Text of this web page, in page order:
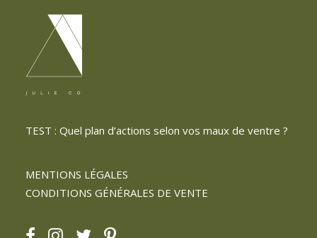
TEST : Quel plan d’actions selon vos maux de ventre ?
MENTIONS LÉGALES
CONDITIONS GÉNÉRALES DE VENTE